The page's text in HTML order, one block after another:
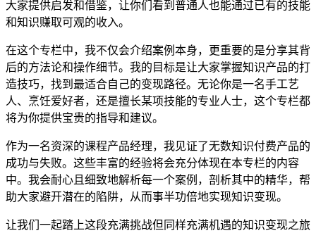
大家提供启发和借鉴，让你们看到普通人也能通过已有的技能
和知识赚取可观的收入。
在这个专栏中，我不仅会介绍案例本身，更重要的是分享其背
后的方法论和操作细节。我的目标是让大家掌握知识产品的打
造技巧，找到最适合自己的变现路径。无论你是一名手工艺
人、烹饪爱好者，还是擅长某项技能的专业人士，这个专栏都
将为你提供宝贵的指导和建议。
作为一名资深的课程产品经理，我见证了无数知识付费产品的
成功与失败。这些丰富的经验将会充分体现在本专栏的内容
中。我会耐心且细致地解析每一个案例，剖析其中的精华，帮
助大家避开潜在的陷阱，从而事半功倍地实现知识变现。
让我们一起踏上这段充满挑战但同样充满机遇的知识变现之旅